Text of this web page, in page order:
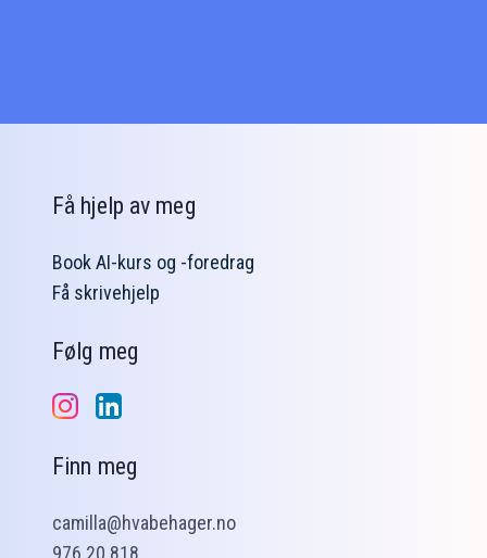
Få hjelp av meg
Book AI-kurs og -foredrag
Få skrivehjelp
Følg meg
Finn meg
camilla@hvabehager.no
976 20 818